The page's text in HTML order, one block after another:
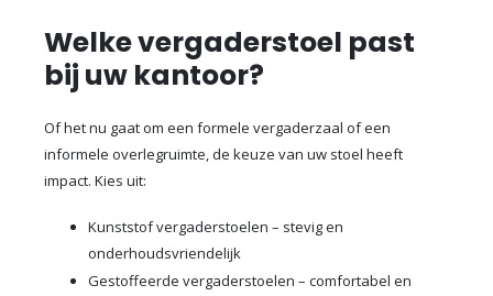
Welke vergaderstoel past
bij uw kantoor?
Of het nu gaat om een formele vergaderzaal of een
informele overlegruimte, de keuze van uw stoel heeft
impact. Kies uit:
Kunststof vergaderstoelen – stevig en
onderhoudsvriendelijk
Gestoffeerde vergaderstoelen – comfortabel en